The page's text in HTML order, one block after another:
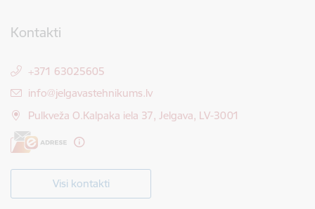
Kontakti
+371 63025605
E-pasts:
info@jelgavastehnikums.lv
Pulkveža O.Kalpaka iela 37, Jelgava, LV-3001
Visi kontakti